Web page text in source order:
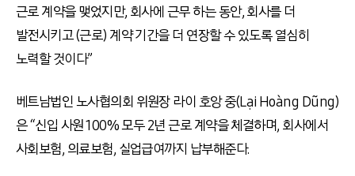
근로 계약을 맺었지만, 회사에 근무 하는 동안, 회사를 더
발전시키고 (근로) 계약 기간을 더 연장할 수 있도록 열심히
노력할 것이다”
베트남법인 노사협의회 위원장 라이 호앙 중(Lại Hoàng Dũng)
은 “신입 사원 100% 모두 2년 근로 계약을 체결하며, 회사에서
사회보험, 의료보험, 실업급여까지 납부해준다.